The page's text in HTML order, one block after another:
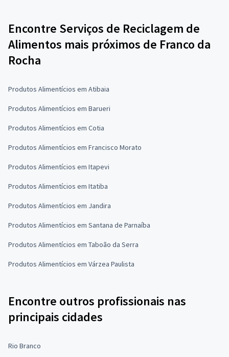
Encontre Serviços de Reciclagem de
Alimentos mais próximos de Franco da
Rocha
Produtos Alimentícios em Atibaia
Produtos Alimentícios em Barueri
Produtos Alimentícios em Cotia
Produtos Alimentícios em Francisco Morato
Produtos Alimentícios em Itapevi
Produtos Alimentícios em Itatiba
Produtos Alimentícios em Jandira
Produtos Alimentícios em Santana de Parnaíba
Produtos Alimentícios em Taboão da Serra
Produtos Alimentícios em Várzea Paulista
Encontre outros profissionais nas
principais cidades
Rio Branco